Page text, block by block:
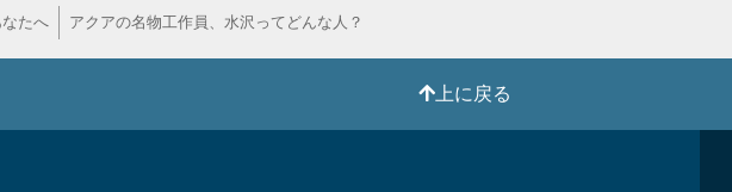
たへ アクアの名物工作員、水沢ってどんな人？
上に戻る